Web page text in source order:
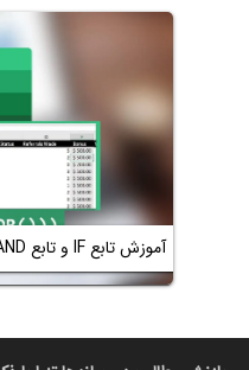
آموزش تابع IF و تابع AND و OR در اکسل